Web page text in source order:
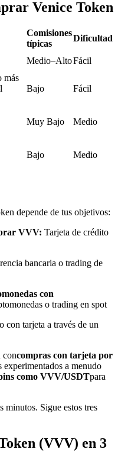
y comisiones de copy trading
comercial, etc.
Venice Token
Comisiones
típicas
Dificultad
Medio–AltoFácil
más
Bajo Fácil
Muy Bajo Medio
Bajo Medio
depende de tus objetivos:
VVV: Tarjeta de crédito
bancaria o trading de
con
o trading en spot
con tarjeta a través de un
concompras con tarjeta por
experimentados a menudo
como VVV/USDTpara
minutos. Sigue estos tres
(VVV) en 3